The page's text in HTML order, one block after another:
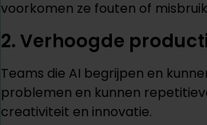
voorkomen ze fouten of
2. Verhoogde
Teams die AI begrijpen en
problemen en kunnen
creativiteit en innovatie.